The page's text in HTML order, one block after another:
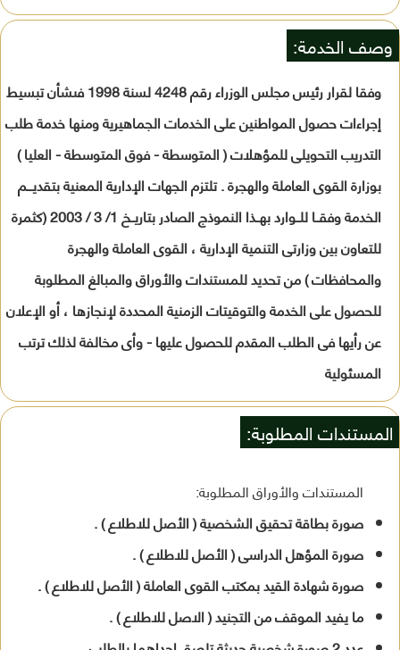
وصف الخدمة:
وفقا لقرار رئيس مجلس الوزراء رقم 4248 لسنة 1998 فىشأن تبسيط
إجراءات حصول المواطنين على الخدمات الجماهيرية ومنها خدمة طلب
التدريب التحويلى للمؤهلات ( المتوسطة - فوق المتوسطة - العليا )
بوزارة القوى العاملة والهجرة . تلتزم الجهات الإدارية المعنية بتقديـــم
الخدمة وفقــا للــوارد بهــذا النموذج الصادر بتاريــخ 1/ 3 / 2003 (كثمرة
للتعاون بين وزارتى التنمية الإدارية ، القوى العاملة والهجرة
والمحافظات ) من تحديد للمستندات والأوراق والمبالغ المطلوبة
للحصول على الخدمة والتوقيتات الزمنية المحددة لإنجازها ، أو الإعلان
عن رأيها فى الطلب المقدم للحصول عليها - وأى مخالفة لذلك ترتب
المسئولية
المستندات المطلوبة:
المستندات والأوراق المطلوبة:
صورة بطاقة تحقيق الشخصية ( الأصل للاطلاع ) .
صورة المؤهل الدراسى ( الأصل للاطلاع ) .
صورة شهادة القيد بمكتب القوى العاملة ( الأصل للاطلاع ) .
ما يفيد الموقف من التجنيد ( الاصل للاطلاع ) .